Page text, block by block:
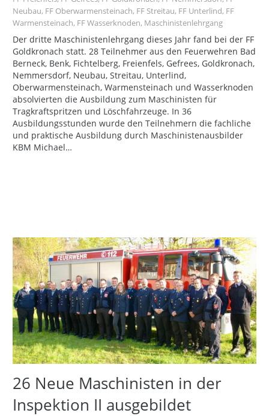
Neubau, FF Oberwarmensteinach, FF Streitau, FF Unterlind, FF
Warmensteinach, FF Wasserknoden, Maschinistenlehrgang
Der dritte Maschinistenlehrgang dieses Jahr fand bei der FF
Goldkronach statt. 28 Teilnehmer aus den Feuerwehren Bad
Berneck, Benk, Fichtelberg, Freienfels, Gefrees, Goldkronach,
Nemmersdorf, Neubau, Streitau, Unterlind,
Oberwarmensteinach, Warmensteinach und Wasserknoden
absolvierten die Ausbildung zum Maschinisten für
Tragkraftspritzen und Löschfahrzeuge. In 36
Ausbildungsstunden wurde den Teilnehmern die fachliche
und praktische Ausbildung durch Maschinistenausbilder
KBM Michael…
26 Neue Maschinisten in der
Inspektion II ausgebildet